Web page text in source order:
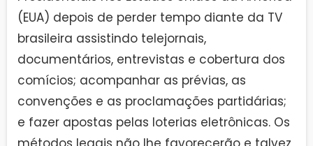
(EUA) depois de perder tempo diante da TV
brasileira assistindo telejornais,
documentários, entrevistas e cobertura dos
comícios; acompanhar as prévias, as
convenções e as proclamações partidárias;
e fazer apostas pelas loterias eletrônicas. Os